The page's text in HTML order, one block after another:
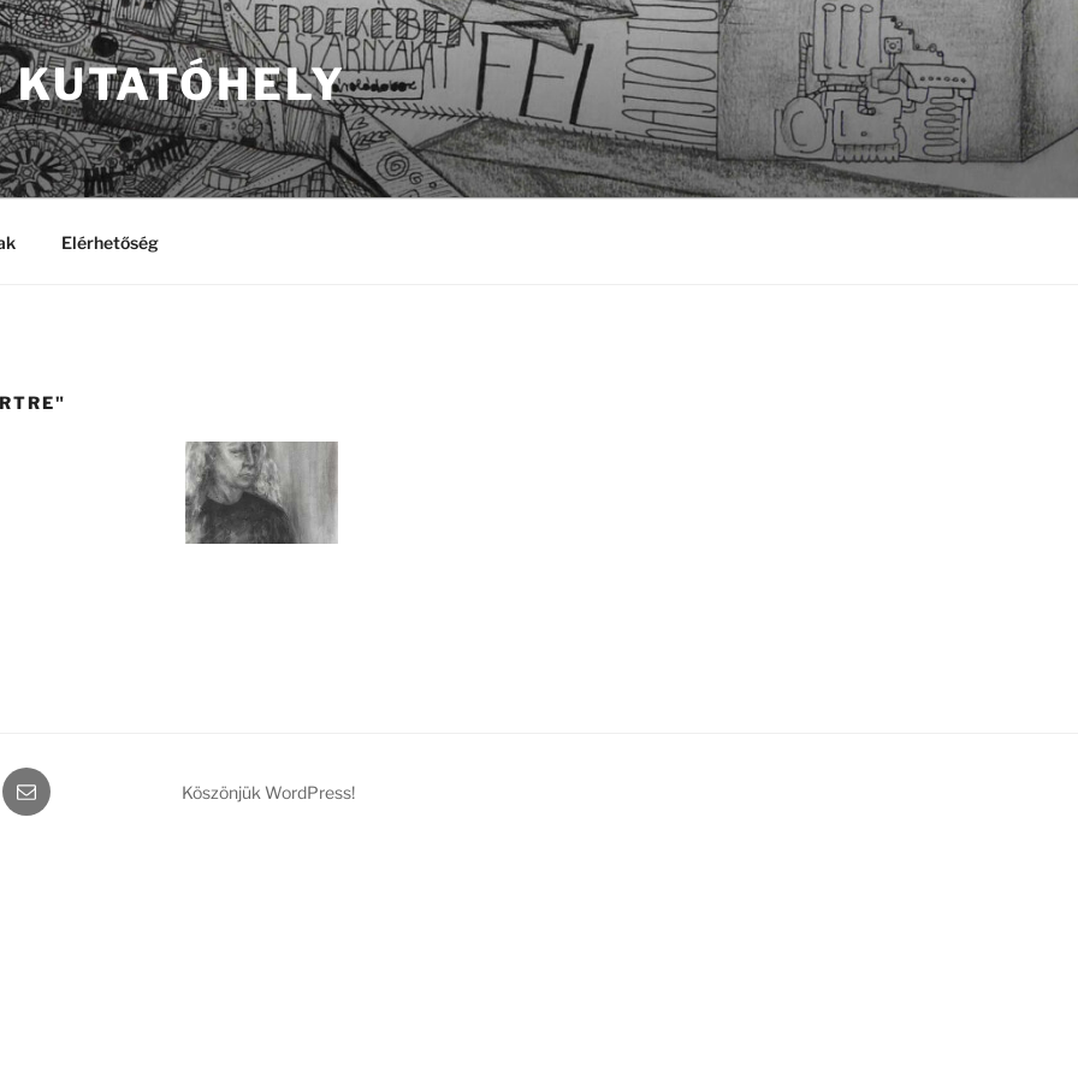
KUTATÓHELY
Elérhetőség
Email Köszönjük WordPress!